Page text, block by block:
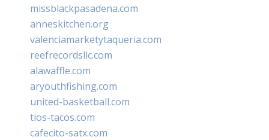
missblackpasadena.com
anneskitchen.org
valenciamarketytaqueria.com
reefrecordsllc.com
alawaffle.com
aryouthfishing.com
united-basketball.com
tios-tacos.com
cafecito-satx.com